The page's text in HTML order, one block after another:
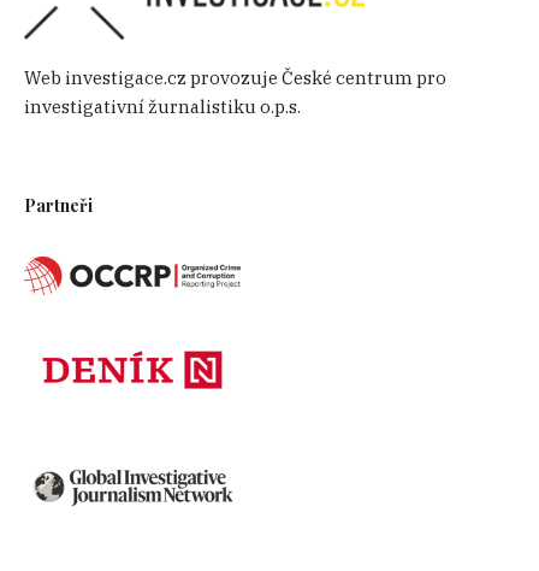
Web investigace.cz provozuje České centrum pro
investigativní žurnalistiku o.p.s.
Partneři